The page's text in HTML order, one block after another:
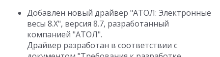
Добавлен новый драйвер "АТОЛ: Электронные
весы 8.X", версия 8.7, разработанный
компанией "АТОЛ".
Драйвер разработан в соответствии с